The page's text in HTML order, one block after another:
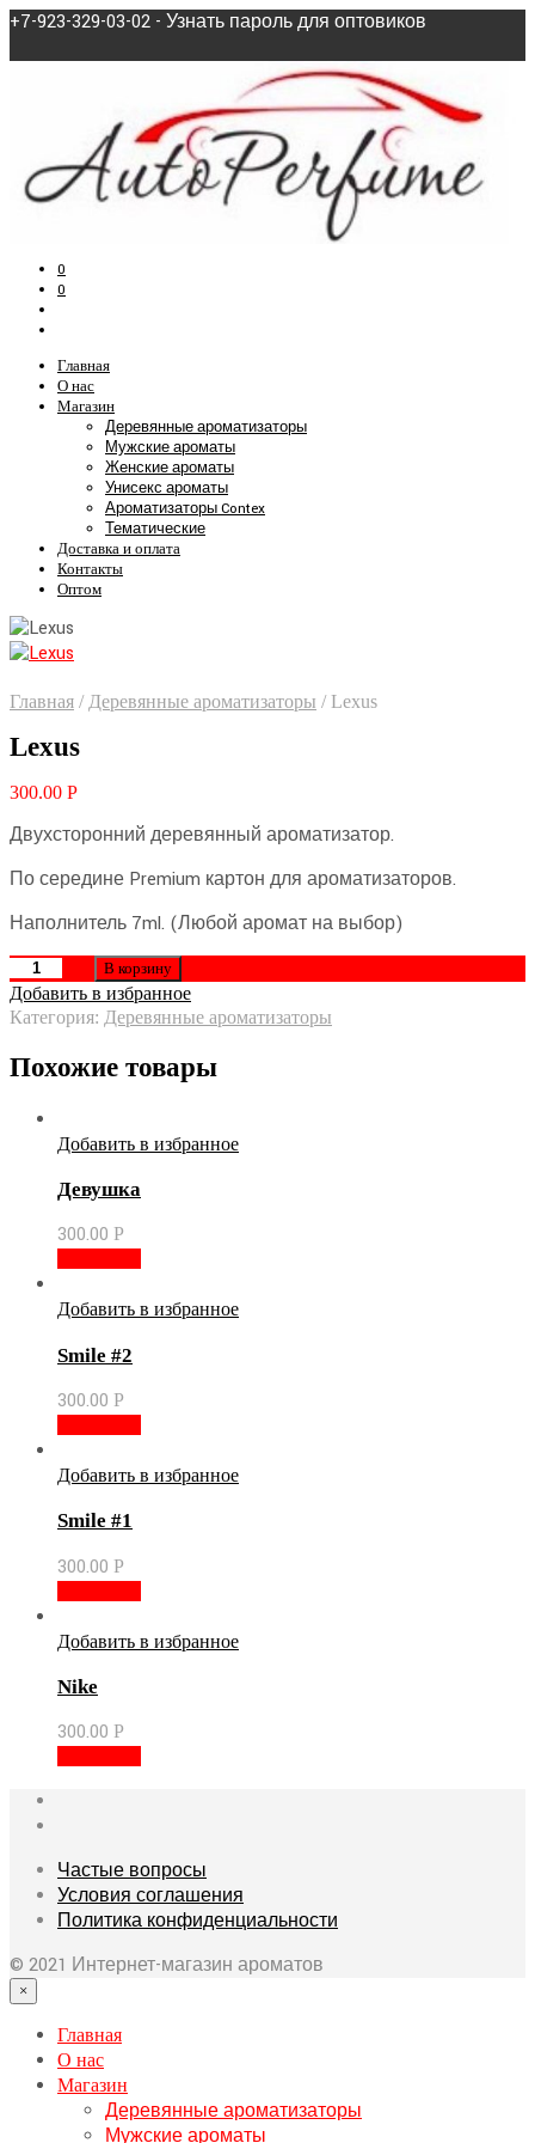
+7-923-329-03-02 - Узнать пароль для оптовиков
0
0
Главная
О нас
Магазин
Деревянные ароматизаторы
Мужские ароматы
Женские ароматы
Унисекс ароматы
Ароматизаторы Contex
Тематические
Доставка и оплата
Контакты
Оптом
Главная / Деревянные ароматизаторы /Lexus
Lexus
300.00 Р
Двухсторонний деревянный ароматизатор.
По середине Premium картон для ароматизаторов.
Наполнитель 7ml. (Любой аромат на выбор)
В корзину
Добавить в избранное
Категория: Деревянные ароматизаторы
Похожие товары
Добавить в избранное
Девушка
300.00 Р
Добавить в избранное
Smile #2
300.00 Р
Добавить в избранное
Smile #1
300.00 Р
Добавить в избранное
Nike
300.00 Р
Частые вопросы
Условия соглашения
Политика конфиденциальности
© 2021 Интернет-магазин ароматов
×
Главная
О нас
Магазин
Деревянные ароматизаторы
Мужские ароматы